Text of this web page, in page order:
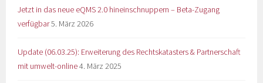
Jetzt in das neue eQMS 2.0 hineinschnuppern – Beta-Zugang
verfügbar5. März 2026
Update (06.03.25): Erweiterung des Rechtskatasters & Partnerschaft
mit umwelt-online4. März 2025